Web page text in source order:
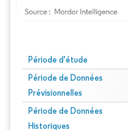
Période d'étude
Période de Données
Prévisionnelles
Période de Données
Historiques